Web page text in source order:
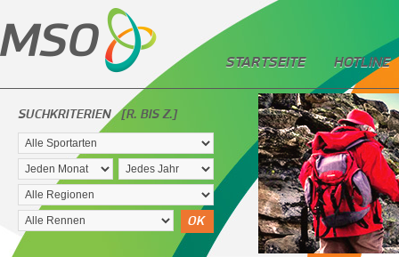
STARTSEITE HOTLINE
SUCHKRITERIEN [R. BIS Z.]
OK